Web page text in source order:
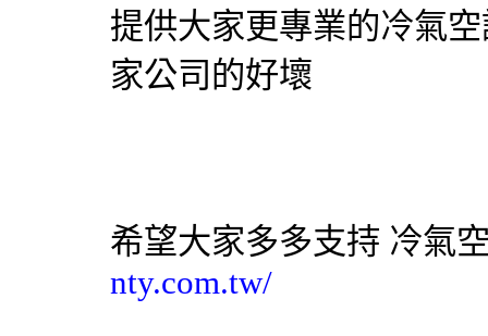
提供大家更專業的冷氣
家公司的好壞
希望大家多多支持 冷氣
nty.com.tw/